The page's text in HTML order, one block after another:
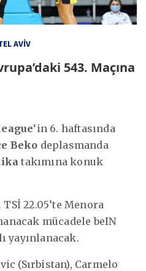
AVIV
543. Maçına
‘in 6. haftasında
Beko deplasmanda
takımına konuk
22.05’te Menora
mücadele beIN
yayınlanacak.
(Sırbistan), Carmelo